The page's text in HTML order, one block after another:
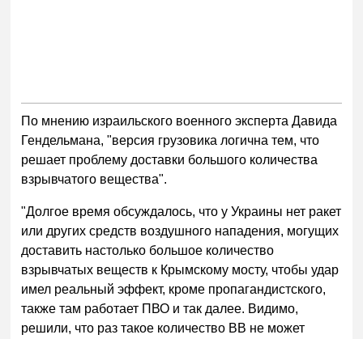
По мнению израильского военного эксперта Давида
Гендельмана, "версия грузовика логична тем, что
решает проблему доставки большого количества
взрывчатого вещества".
"Долгое время обсуждалось, что у Украины нет ракет
или других средств воздушного нападения, могущих
доставить настолько большое количество
взрывчатых веществ к Крымскому мосту, чтобы удар
имел реальный эффект, кроме пропагандистского,
также там работает ПВО и так далее. Видимо,
решили, что раз такое количество ВВ не может